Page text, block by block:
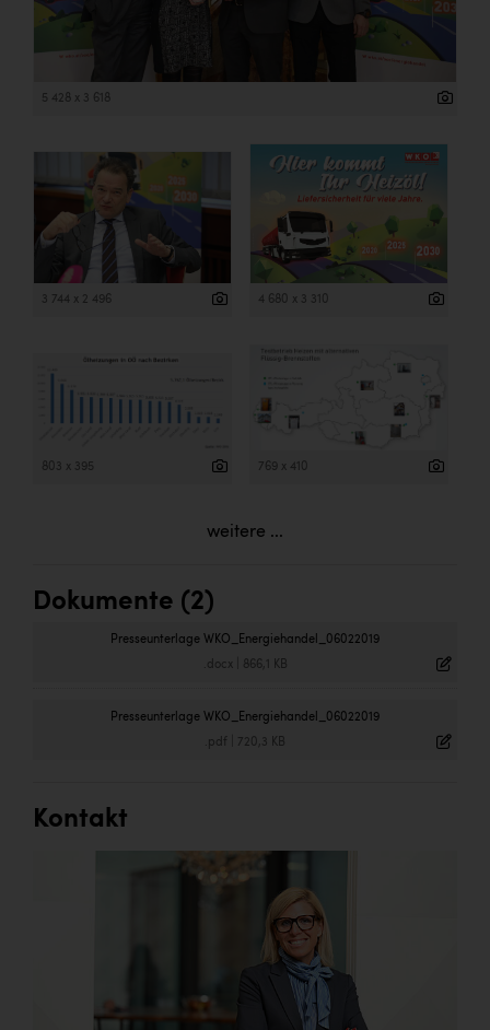
5 428 x 3 618
3 744 x 2 496 4 680 x 3 310
803 x 395 769 x 410
weitere ...
Dokumente (2)
Presseunterlage WKO_Energiehandel_06022019
.docx| 866,1 KB
Presseunterlage WKO_Energiehandel_06022019
.pdf 720,3 KB
Kontakt